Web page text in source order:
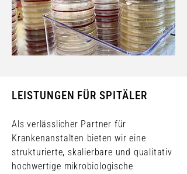
LEISTUNGEN FÜR SPITÄLER
Als verlässlicher Partner für
Krankenanstalten bieten wir eine
strukturierte, skalierbare und qualitativ
hochwertige mikrobiologische